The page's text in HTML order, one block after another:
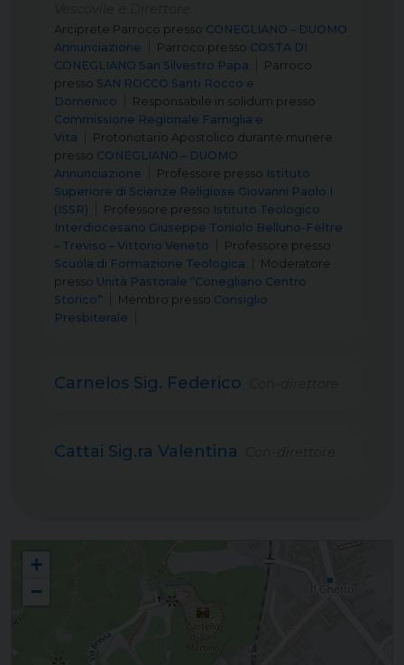
Arciprete Parroco presso CONEGLIANO – DUOMO
Annunciazione
Parroco presso COSTA DI
CONEGLIANO San Silvestro Papa
Parroco
presso SAN ROCCO Santi Rocco e
Domenico
Responsabile in solidum presso
Commissione Regionale Famiglia e
Vita
Protonotario Apostolico durante munere
presso CONEGLIANO – DUOMO
Annunciazione
Professore presso Istituto
Superiore di Scienze Religiose Giovanni Paolo I
(ISSR)
Professore presso Istituto Teologico
Interdiocesano Giuseppe Toniolo Belluno-Feltre
– Treviso – Vittorio Veneto
Professore presso
Scuola di Formazione Teologica
Moderatore
presso Unità Pastorale “Conegliano Centro
Storico”
Membro presso Consiglio
Presbiterale
Carnelos Sig. Federico
Cattai Sig.ra Valentina
Ufficio per la Pastorale della Famiglia
+
−